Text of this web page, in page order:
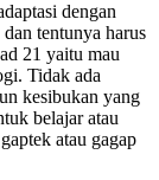
dengan
tentunya harus
21 yaitu mau
Tidak ada
kesibukan yang
belajar atau
atau gagap